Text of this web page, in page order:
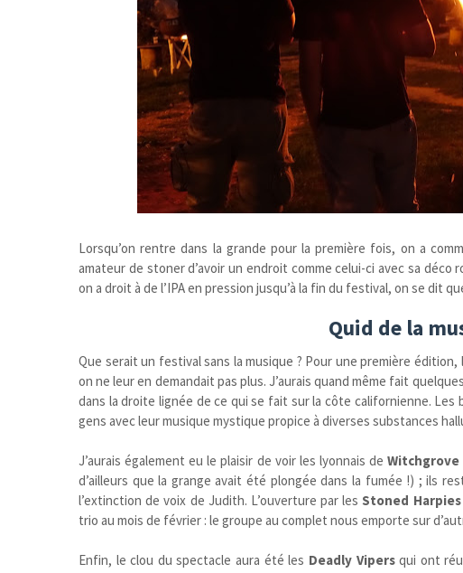
Lorsqu’on rentre dans la grande pour la première fois, on a
amateur de stoner d’avoir un endroit comme celui-ci avec sa
on a droit à de l’IPA en pression jusqu’à la fin du festival, on se dit
Quid de la
Que serait un festival sans la musique ? Pour une première
on ne leur en demandait pas plus. J’aurais quand même fait
dans la droite lignée de ce qui se fait sur la côte californienne. Les
gens avec leur musique mystique propice à diverses substances
J’aurais également eu le plaisir de voir les lyonnais deWitchgrove
d’ailleurs que la grange avait été plongée dans la fumée !) ; ils
l’extinction de voix de Judith. L’ouverture par les Stoned Harpies
trio au mois de février : le groupe au complet nous emporte sur
Enfin, le clou du spectacle aura été les Deadly Vipersqui ont